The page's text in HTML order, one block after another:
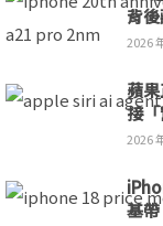
背
2026
蘋
接
2026
基